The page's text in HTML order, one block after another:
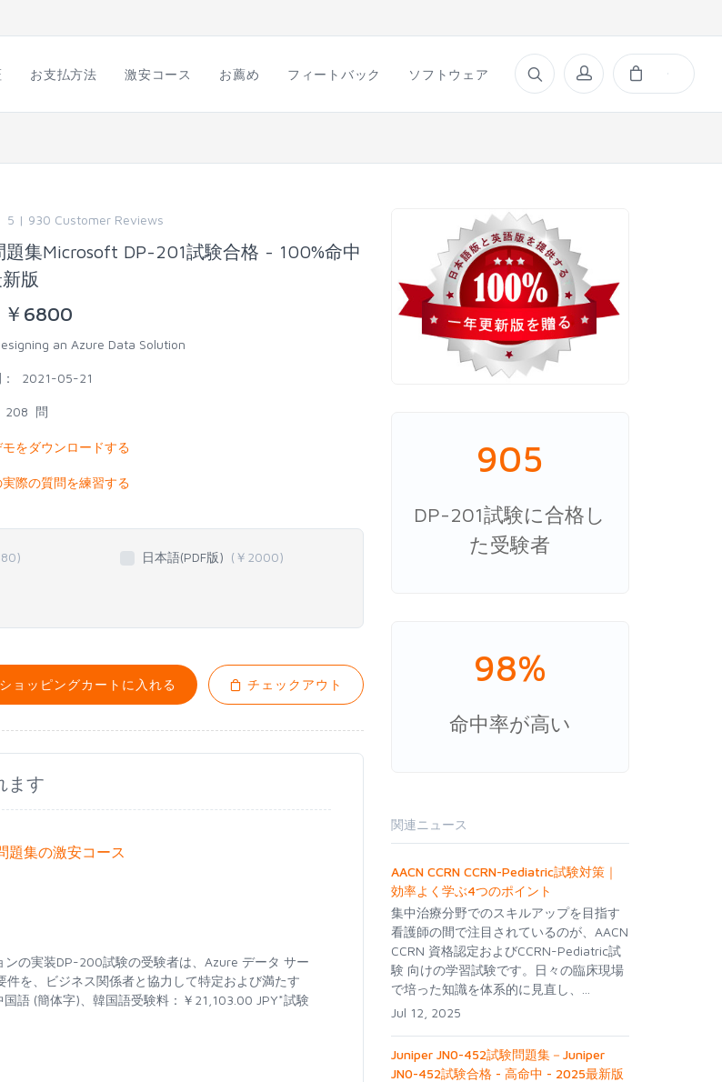
お支払方法 激安コース お薦め フィートバック ソフトウェア
5 | 930 Customer Reviews
題集Microsoft DP-201試験合格 - 100%命中
版
6800
an Azure Data Solution
2021-05-21
208 問
をダウンロードする
際の質問を練習する
) 日本語(PDF版) (￥ 2000)
ショッピングカートに入れる チェックアウト
ます
集の激安コース
の実装DP-200試験の受験者は、Azure データ サー
を、ビジネス関係者と協力して特定および満たす
語 (簡体字)、韓国語受験料：￥21,103.00 JPY*試験
905
DP-201試験に合格し
た受験者
98%
命中率が高い
関連ニュース
AACN CCRN CCRN-Pediatric試験対策｜
効率よく学ぶ4つのポイント
集中治療分野でのスキルアップを目指す
看護師の間で注目されているのが、AACN
CCRN 資格認定およびCCRN-Pediatric試
験 向けの学習試験です。日々の臨床現場
で培った知識を体系的に見直し、...
Jul 12, 2025
Juniper JN0-452試験問題集－Juniper
JN0-452試験合格 - 高命中 - 2025最新版